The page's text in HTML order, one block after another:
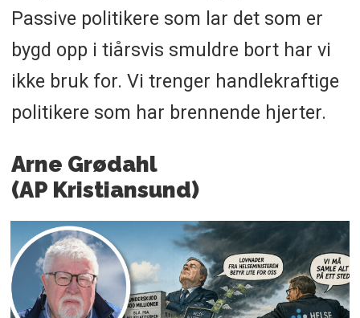
Passive politikere som lar det som er
bygd opp i tiårsvis smuldre bort har vi
ikke bruk for. Vi trenger handlekraftige
politikere som har brennende hjerter.
Arne Grødahl
(AP Kristiansund)